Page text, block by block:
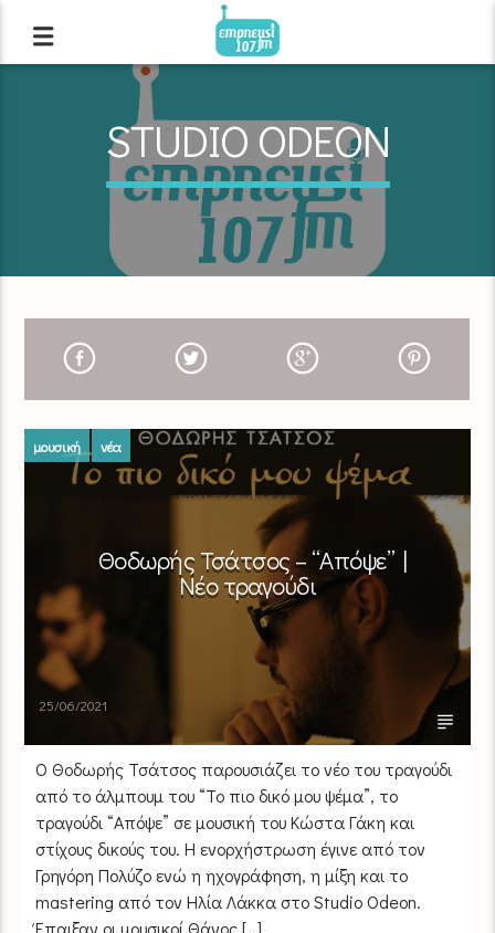
STUDIO ODEON
μουσική νέα
Θοδωρής Τσάτσος – “Απόψε” |
Νέο τραγούδι
25/06/2021
Ο Θοδωρής Τσάτσος παρουσιάζει το νέο του τραγούδι
από το άλμπουμ του “Το πιο δικό μου ψέμα”, το
τραγούδι “Απόψε” σε μουσική του Κώστα Γάκη και
στίχους δικούς του. Η ενορχήστρωση έγινε από τον
Γρηγόρη Πολύζο ενώ η ηχογράφηση, η μίξη και το
mastering από τον Ηλία Λάκκα στο Studio Odeon.
Έπαιξαν οι μουσικοί Θάνος […]